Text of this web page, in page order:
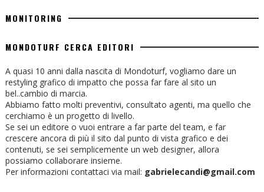
MONITORING
MONDOTURF CERCA EDITORI
A quasi 10 anni dalla nascita di Mondoturf, vogliamo dare un
restyling grafico di impatto che possa far fare al sito un
bel..cambio di marcia.
Abbiamo fatto molti preventivi, consultato agenti, ma quello che
cerchiamo è un progetto di livello.
Se sei un editore o vuoi entrare a far parte del team, e far
crescere ancora di più il sito dal punto di vista grafico e dei
contenuti, se sei semplicemente un web designer, allora
possiamo collaborare insieme.
Per informazioni contattaci via mail: gabrielecandi@gmail.com